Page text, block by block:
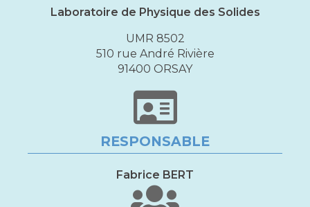
Laboratoire de Physique des Solides
UMR 8502
510 rue André Rivière
91400 ORSAY
RESPONSABLE
Fabrice BERT